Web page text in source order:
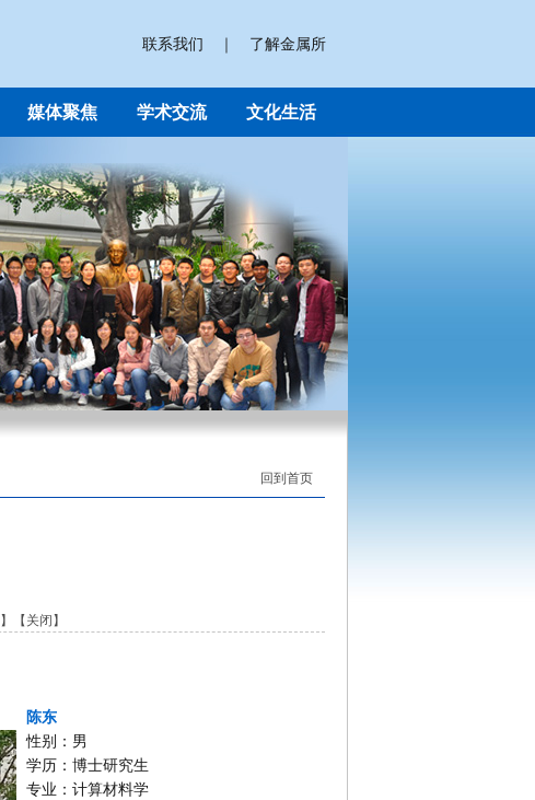
联系我们 ｜ 了解金属所
媒体聚焦 学术交流 文化生活
回到首页
】【 关闭 】
陈东
性别：男
学历：博士研究生
专业：计算材料学